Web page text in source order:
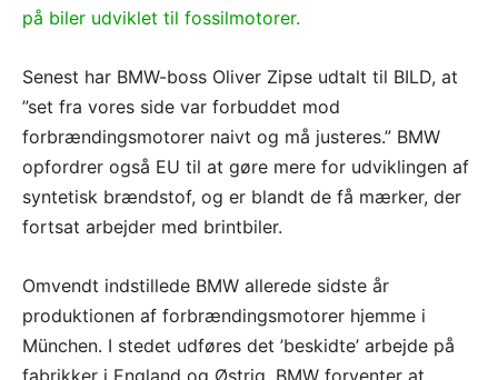
på biler udviklet til fossilmotorer.
Senest har BMW-boss Oliver Zipse udtalt til BILD, at
”set fra vores side var forbuddet mod
forbrændingsmotorer naivt og må justeres.” BMW
opfordrer også EU til at gøre mere for udviklingen af
syntetisk brændstof, og er blandt de få mærker, der
fortsat arbejder med brintbiler.
Omvendt indstillede BMW allerede sidste år
produktionen af forbrændingsmotorer hjemme i
München. I stedet udføres det ’beskidte’ arbejde på
fabrikker i England og Østrig. BMW forventer at